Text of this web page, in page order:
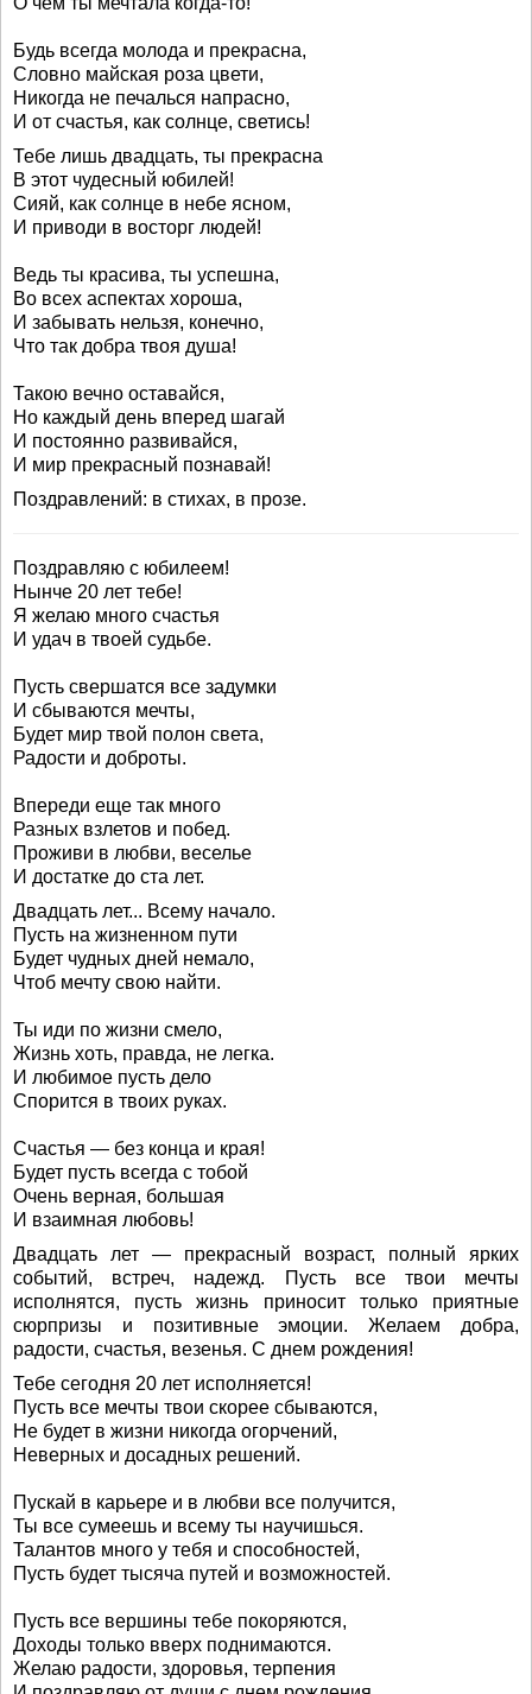
Будь всегда молода и прекрасна,
Словно майская роза цвети,
Никогда не печалься напрасно,
И от счастья, как солнце, светись!
Тебе лишь двадцать, ты прекрасна
В этот чудесный юбилей!
Сияй, как солнце в небе ясном,
И приводи в восторг людей!
Ведь ты красива, ты успешна,
Во всех аспектах хороша,
И забывать нельзя, конечно,
Что так добра твоя душа!
Такою вечно оставайся,
Но каждый день вперед шагай
И постоянно развивайся,
И мир прекрасный познавай!
Поздравлений: в стихах, в прозе.
Поздравляю с юбилеем!
Нынче 20 лет тебе!
Я желаю много счастья
И удач в твоей судьбе.
Пусть свершатся все задумки
И сбываются мечты,
Будет мир твой полон света,
Радости и доброты.
Впереди еще так много
Разных взлетов и побед.
Проживи в любви, веселье
И достатке до ста лет.
Двадцать лет... Всему начало.
Пусть на жизненном пути
Будет чудных дней немало,
Чтоб мечту свою найти.
Ты иди по жизни смело,
Жизнь хоть, правда, не легка.
И любимое пусть дело
Спорится в твоих руках.
Счастья — без конца и края!
Будет пусть всегда с тобой
Очень верная, большая
И взаимная любовь!
Двадцать лет — прекрасный возраст, полный ярких
событий, встреч, надежд. Пусть все твои мечты
исполнятся, пусть жизнь приносит только приятные
сюрпризы и позитивные эмоции. Желаем добра,
радости, счастья, везенья. С днем рождения!
Тебе сегодня 20 лет исполняется!
Пусть все мечты твои скорее сбываются,
Не будет в жизни никогда огорчений,
Неверных и досадных решений.
Пускай в карьере и в любви все получится,
Ты все сумеешь и всему ты научишься.
Талантов много у тебя и способностей,
Пусть будет тысяча путей и возможностей.
Пусть все вершины тебе покоряются,
Доходы только вверх поднимаются.
Желаю радости, здоровья, терпения